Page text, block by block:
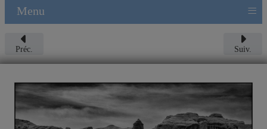
Menu ≡
Préc. Suiv.